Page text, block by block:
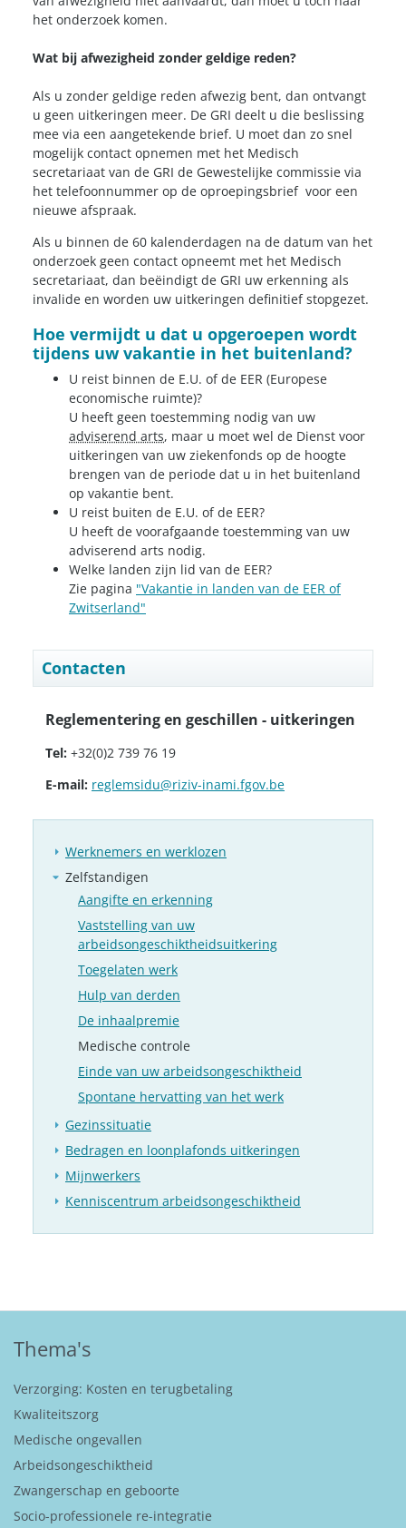
Werknemers en werklozen
Zelfstandigen
Aangifte en erkenning
Vaststelling van uw
arbeidsongeschiktheidsuitkering
Toegelaten werk
Hulp van derden
De inhaalpremie
Medische controle
Einde van uw arbeidsongeschiktheid
Spontane hervatting van het werk
Gezinssituatie
Bedragen en loonplafonds uitkeringen
Mijnwerkers
Kenniscentrum arbeidsongeschiktheid
het onderzoek komen.
Wat bij afwezigheid zonder geldige reden?
Als u zonder geldige reden afwezig bent, dan ontvangt
u geen uitkeringen meer. De GRI deelt u die beslissing
mee via een aangetekende brief. U moet dan zo snel
mogelijk contact opnemen met het Medisch
secretariaat van de GRI de Gewestelijke commissie via
het telefoonnummer op de oproepingsbrief voor een
nieuwe afspraak.
Als u binnen de 60 kalenderdagen na de datum van het
onderzoek geen contact opneemt met het Medisch
secretariaat, dan beëindigt de GRI uw erkenning als
invalide en worden uw uitkeringen definitief stopgezet.
Hoe vermijdt u dat u opgeroepen wordt
tijdens uw vakantie in het buitenland?
U reist binnen de E.U. of de EER (Europese
economische ruimte)?
U heeft geen toestemming nodig van uw
adviserend arts, maar u moet wel de Dienst voor
uitkeringen van uw ziekenfonds op de hoogte
brengen van de periode dat u in het buitenland
op vakantie bent.
U reist buiten de E.U. of de EER?
U heeft de voorafgaande toestemming van uw
adviserend arts nodig.
Welke landen zijn lid van de EER?
Zie pagina "Vakantie in landen van de EER of
Zwitserland"
Contacten
Reglementering en geschillen - uitkeringen
Tel: +32(0)2 739 76 19
E-mail: reglemsidu@riziv-inami.fgov.be
Thema's
Verzorging: Kosten en terugbetaling
Kwaliteitszorg
Medische ongevallen
Arbeidsongeschiktheid
Zwangerschap en geboorte
Socio-professionele re-integratie